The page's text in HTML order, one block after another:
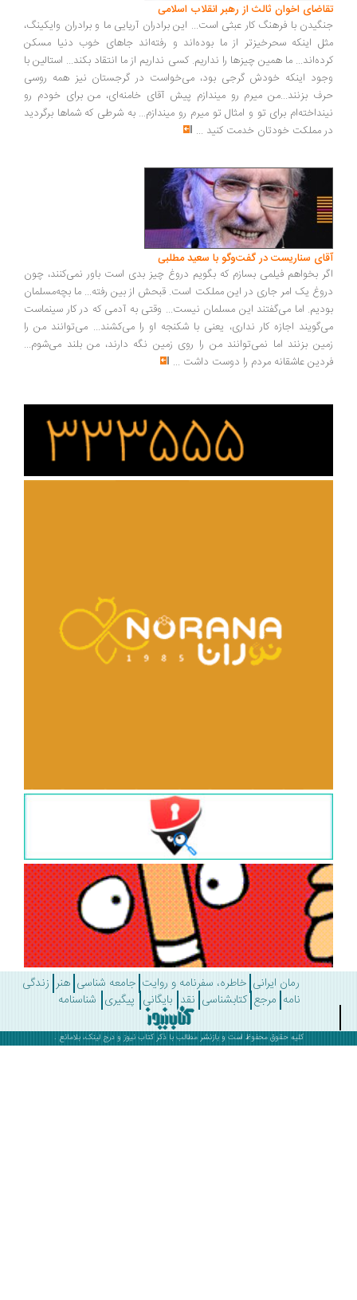
اخوان ثالث از رهبر انقلاب اسلامی
با فرهنگ کار عبثی است... این برادران آریایی ما و برادران وایکینگ،
اینکه سحرخیزتر از ما بوده‌اند و رفته‌اند جاهای خوب دنیا مسکن
ما همین چیزها را نداریم. کسی نداریم از ما انتقاد بکند... استالین با
اینکه خودش گرجی بود، می‌خواست در گرجستان نیز همه روسی
بزنند...من میرم رو میندازم پیش آقای خامنه‌ای، من برای خودم رو
برای تو و امثال تو میرم رو میندازم... به شرطی که شماها برگردید
مملکت خودتان خدمت کنید...
سناریست در گفت‌وگو با سعید مطلبی
بخواهم فیلمی بسازم که بگویم دروغ چیز بدی است باور نمی‌کنند، چون
یک امر جاری در این مملکت است. قبحش از بین رفته... ما بچه‌مسلمان
اما می‌گفتند این مسلمان نیست... وقتی به آدمی که در کار سینماست
اجازه کار نداری، یعنی با شکنجه او را می‌کشند... می‌توانند من را
بزنند اما نمی‌توانند من را روی زمین نگه دارند، من بلند می‌شوم...
عاشقانه مردم را دوست داشت ...
رمان ایرانی خاطره، سفرنامه و روایت جامعه شناسی هنر زندگی
مرجع کتابشناسی نقد بایگانی پیگیری شناسنامه
کلیه حقوق محفوظ است و بازنشر مطالب با ذکرکتاب نیوز و درج لینک، بلامانع .